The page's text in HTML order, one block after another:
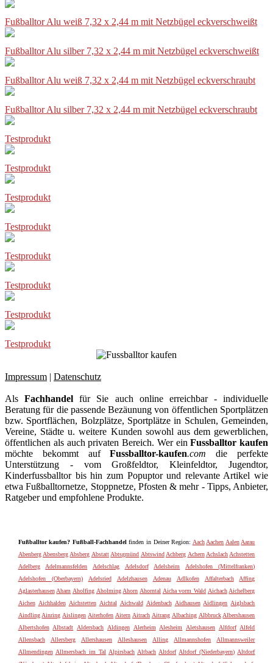
Fußballtor Alu weiß 7,32 x 2,44 m mit Netzbügel eckverschweißt
Fußballtor Alu silber 7,32 x 2,44 m mit Netzbügel eckverschweißt
Fußballtor Alu weiß 7,32 x 2,44 m mit Netzbügel eckverschraubt
Fußballtor Alu silber 7,32 x 2,44 m mit Netzbügel eckverschraubt
Testprodukt
Testprodukt
Testprodukt
Testprodukt
Testprodukt
Testprodukt
Testprodukt
Testprodukt
Impressum | Datenschutz
AlsFachhandel für Sie auch online erreichbar - individuelle
Beratung für die passende Bezäunung von öffentlichen Sportplätzen
bzw. Sportflächen, Bolzplätze, Sportplätze in Schulen, Gemeinden,
Vereine, Städte u. weitere Kunden sowohl aus dem gewerblichen,
öffentlichen als auch privaten Bereich. Wer einFussballtor kaufen
möchte bekommt aufFussballtor-kaufen.com die perfekte
Unterstützung - vom Großfeldtor, Kleinfeldtor, Jugendtor,
Kinderfussballtor bis hin zum Popuptor und relevante Artikel wie
etwa Fußballtornetze, Stoppnetze, Pfosten & mehr - Tipps, Anbieter,
Ratgeber und empfohlene Produkte.
Fußballtor kaufen? Fußball-Fachhandelfinden in Deiner Region: Aach Aachen Aalen Aarau
Abenberg Abensberg Absberg Abstatt Abtsgmünd Abtswind Achberg Achern Achslach Achstetten
Adelberg
Adelmannsfelden Adelschlag Adelsdorf Adelsheim
Adelshofen (Mittelfranken)
Adelshofen (Oberbayern)
Adelsried Adelzhausen Adenau Adlkofen Affalterbach
Affing
Aglasterhausen Aham Aholfing Aholming Ahorn Ahorntal Aicha vorm Wald Aichach Aichelberg
Aichen Aichhalden Aichstetten Aichtal Aichwald Aidenbach Aidhausen Aidlingen Aiglsbach
Aindling Ainring Aislingen Aiterhofen Aitern Aitrach Aitrang Albaching Albbruck Albershausen
Albertshofen Albstadt Aldersbach Aldingen Alerheim Alesheim Aletshausen Alfdorf Alfeld
Allensbach
Allersberg Allershausen Alleshausen Alling Allmannshofen
Allmannsweiler
Allmendingen Allmersbach im Tal Alpirsbach Altbach Altdorf Altdorf (Niederbayern) Altdorf